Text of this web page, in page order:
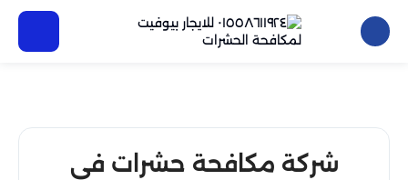
شركة مكافحة حشرات في